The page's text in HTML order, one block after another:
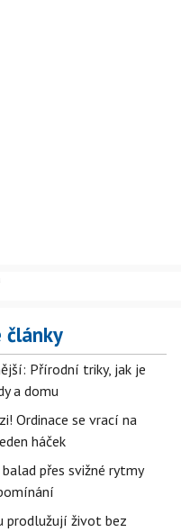
články
Přírodní triky, jak je
a domu
Ordinace se vrací na
háček
přes svižné rytmy
prodlužují život bez